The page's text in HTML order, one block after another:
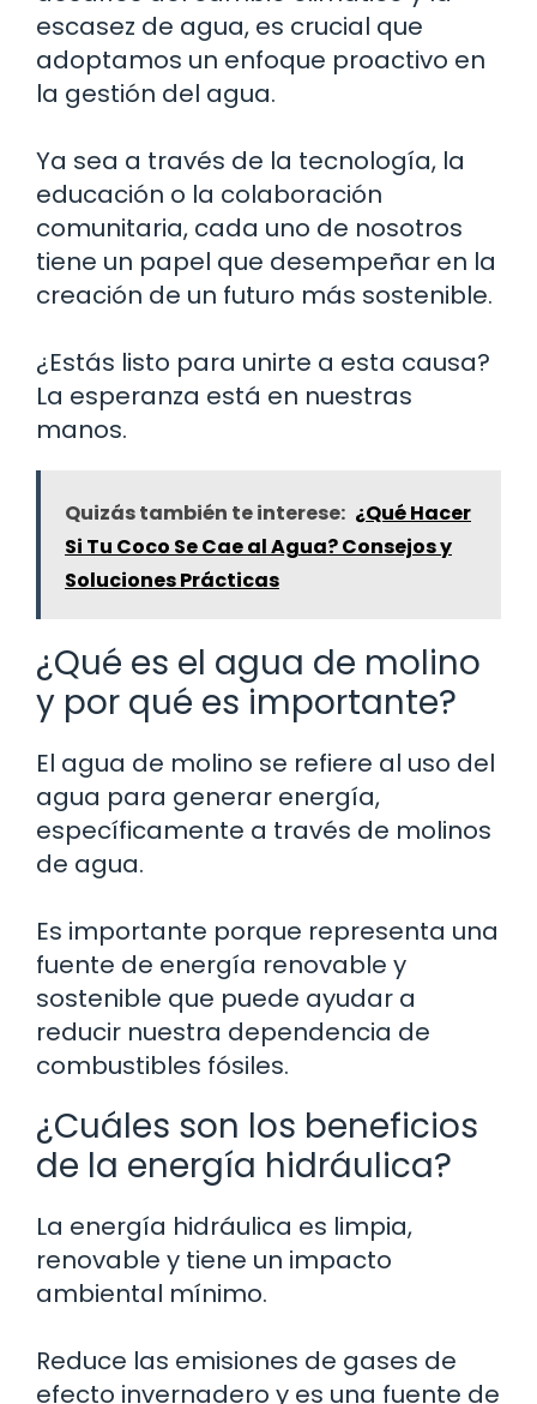
escasez de agua, es crucial que
adoptamos un enfoque proactivo en
la gestión del agua.
Ya sea a través de la tecnología, la
educación o la colaboración
comunitaria, cada uno de nosotros
tiene un papel que desempeñar en la
creación de un futuro más sostenible.
¿Estás listo para unirte a esta causa?
La esperanza está en nuestras
manos.
Quizás también te interese: ¿Qué Hacer
Si Tu Coco Se Cae al Agua? Consejos y
Soluciones Prácticas
¿Qué es el agua de molino
y por qué es importante?
El agua de molino se refiere al uso del
agua para generar energía,
específicamente a través de molinos
de agua.
Es importante porque representa una
fuente de energía renovable y
sostenible que puede ayudar a
reducir nuestra dependencia de
combustibles fósiles.
¿Cuáles son los beneficios
de la energía hidráulica?
La energía hidráulica es limpia,
renovable y tiene un impacto
ambiental mínimo.
Reduce las emisiones de gases de
efecto invernadero y es una fuente de